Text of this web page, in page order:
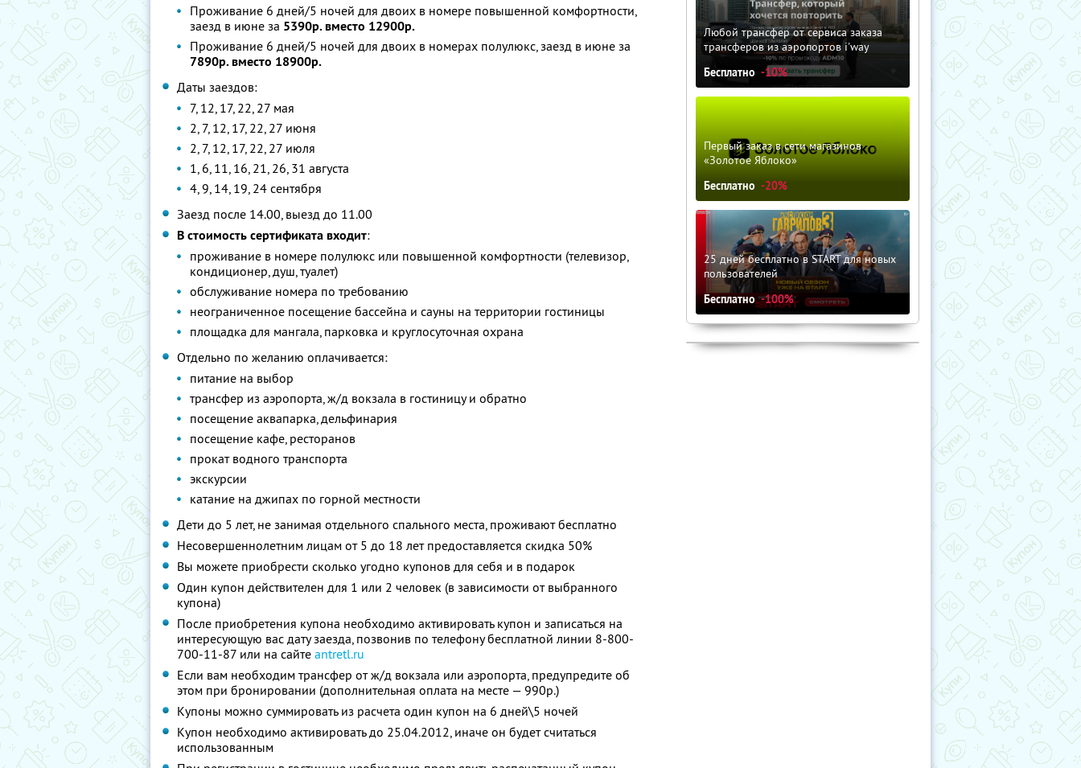
Проживание 6 дней/5 ночей для двоих в номере повышенной комфортности,
заезд в июне за 5390р. вместо 12900р.
Проживание 6 дней/5 ночей для двоих в номерах полулюкс, заезд в июне за
7890р. вместо 18900р.
Даты заездов:
7, 12, 17, 22, 27 мая
2, 7, 12, 17, 22, 27 июня
2, 7, 12, 17, 22, 27 июля
1, 6, 11, 16, 21, 26, 31 августа
4, 9, 14, 19, 24 сентября
Заезд после 14.00, выезд до 11.00
В стоимость сертификата входит:
проживание в номере полулюкс или повышенной комфортности (телевизор,
кондиционер, душ, туалет)
обслуживание номера по требованию
неограниченное посещение бассейна и сауны на территории гостиницы
площадка для мангала, парковка и круглосуточная охрана
Отдельно по желанию оплачивается:
питание на выбор
трансфер из аэропорта, ж/д вокзала в гостиницу и обратно
посещение аквапарка, дельфинария
посещение кафе, ресторанов
прокат водного транспорта
экскурсии
катание на джипах по горной местности
Дети до 5 лет, не занимая отдельного спального места, проживают бесплатно
Несовершеннолетним лицам от 5 до 18 лет предоставляется скидка 50%
Вы можете приобрести сколько угодно купонов для себя и в подарок
Один купон действителен для 1 или 2 человек (в зависимости от выбранного
купона)
После приобретения купона необходимо активировать купон и записаться на
интересующую вас дату заезда, позвонив по телефону бесплатной линии 8-800-
700-11-87 или на сайте antretl.ru
Если вам необходим трансфер от ж/д вокзала или аэропорта, предупредите об
этом при бронировании (дополнительная оплата на месте — 990р.)
Купоны можно суммировать из расчета один купон на 6 дней\5 ночей
Купон необходимо активировать до 25.04.2012, иначе он будет считаться
использованным
Любой трансфер от сервиса заказа
трансферов из аэропортов i'way
Бесплатно -10%
Первый заказ в сети магазинов
«Золотое Яблоко»
Бесплатно -20%
25 дней бесплатно в START для новых
пользователей
Бесплатно -100%